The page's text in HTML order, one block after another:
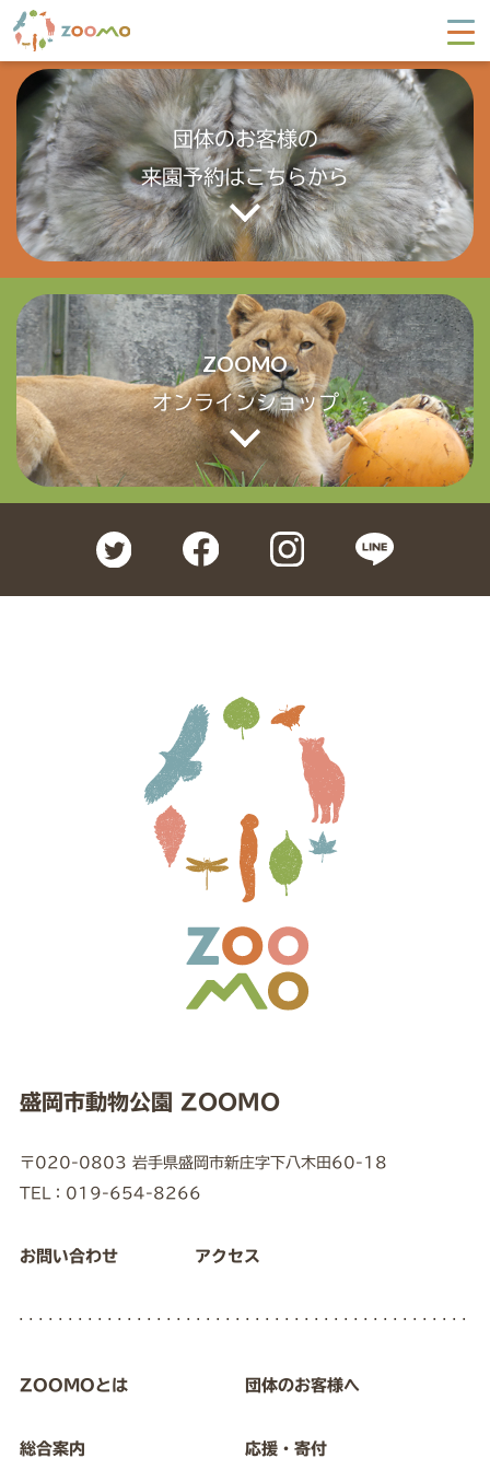
投
稿
ナ
ゲ
ー
ョ
ン
過去の投稿
新しい投稿
団体のお客様の
来園予約はこちらから
ZOOMO
オンラインショップ
盛岡市動物公園 ZOOMO
〒020-0803 岩手県盛岡市新庄字下八木田60-18
TEL：019-654-8266
お問い合わせ アクセス
ZOOMOとは
総合案内
団体のお客様へ
応援・寄付